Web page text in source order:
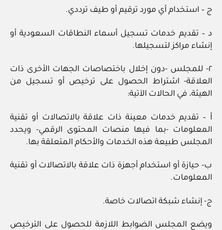
ج – استخدام أي مورد ترقيم أو طيف ترددي.
د – تقديم خدمات تسجيل أسماء النطاقات السعودية أو
إنشاء مراكز لتسجيلها.
٢- للمجلس -دون إخلال باختصاصات الجهات الأخرى ذات
العلاقة- اشتراط الحصول على ترخيص أو تسجيل من
الهيئة، في الحالات الآتية:
أ – تقديم خدمات معينة ذات علاقة بالاتصالات أو تقنية
المعلومات -بما فيها منصات المحتوى الرقمي- ويحدد
المجلس طبيعة هذه الخدمات والأحكام المتعلقة بها.
ب- حيازة أو استخدام أجهزة ذات علاقة بالاتصالات أو تقنية
المعلومات.
ج- إنشاء شبكة اتصالات خاصة.
ويضع المجلس الضوابط اللازمة للحصول على الترخيص